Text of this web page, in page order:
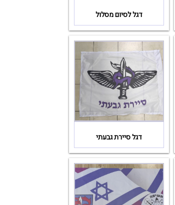
דגל לסיום מסלול
דגל סיירת גבעתי